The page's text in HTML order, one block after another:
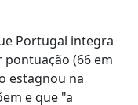
Portugal integra
(66 em
estagnou na
e que "a